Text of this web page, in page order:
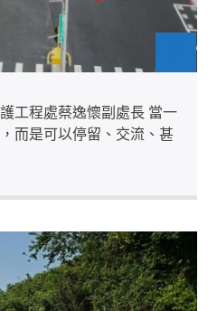
工程處蔡逸懷副處長 當一
而是可以停留、交流、甚